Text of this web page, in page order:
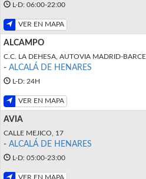
L-D: 06:00-22:00
VER EN MAPA
ALCAMPO
C.C. LA DEHESA, AUTOVIA MADRID-
- ALCALÁ DE HENARES
L-D: 24H
VER EN MAPA
AVIA
CALLE MEJICO, 17
- ALCALÁ DE HENARES
L-D: 05:00-23:00
VER EN MAPA